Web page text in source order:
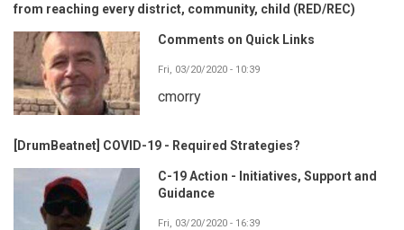
from reaching every district, community, child (RED/REC)
Comments on Quick Links
Fri, 03/20/2020 - 10:39
cmorry
[DrumBeatnet] COVID-19 - Required Strategies?
C-19 Action - Initiatives, Support and
Guidance
Fri, 03/20/2020 - 16:39